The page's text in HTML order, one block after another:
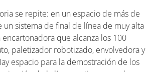
se repite: en un espacio de más de
un sistema de final de línea de muy alta
que alcanza los 100
paletizador robotizado, envolvedora y
espacio para la demostración de los